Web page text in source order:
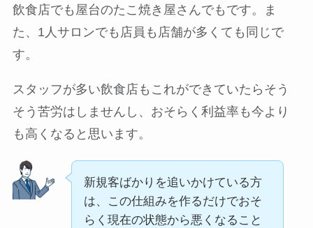
飲食店でも屋台のたこ焼き屋さんでもです。ま
た、1人サロンでも店員も店舗が多くても同じで
す。
スタッフが多い飲食店もこれができていたらそう
そう苦労はしませんし、おそらく利益率も今より
も高くなると思います。
新規客ばかりを追いかけている方
は、この仕組みを作るだけでおそ
らく現在の状態から悪くなること